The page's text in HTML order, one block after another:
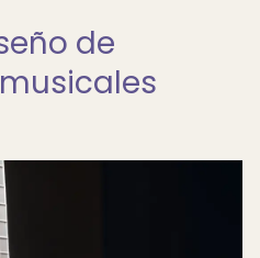
de